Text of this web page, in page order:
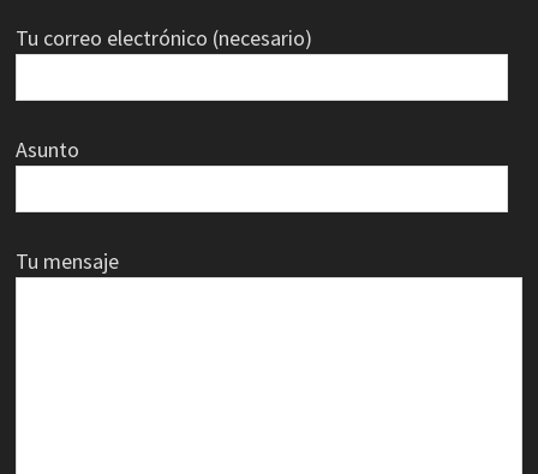
Tu correo electrónico (necesario)
Asunto
Tu mensaje